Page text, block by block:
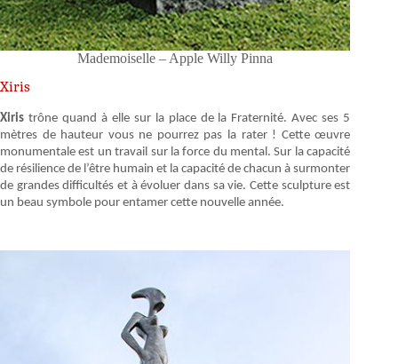
Mademoiselle – Apple Willy Pinna
Xiris
Xiris trône quand à elle sur la place de la Fraternité. Avec ses 5
mètres de hauteur vous ne pourrez pas la rater ! Cette œuvre
monumentale est un travail sur la force du mental. Sur la capacité
de résilience de l’être humain et la capacité de chacun à surmonter
de grandes difficultés et à évoluer dans sa vie. Cette sculpture est
un beau symbole pour entamer cette nouvelle année.